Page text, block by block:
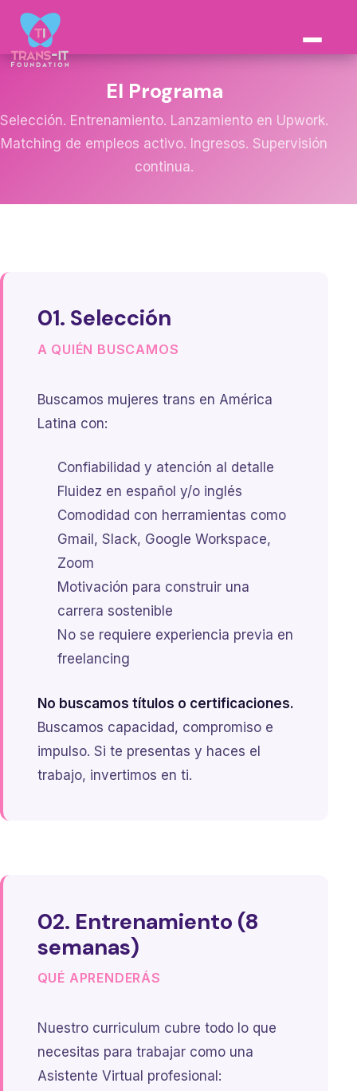
El Programa
Selección. Entrenamiento. Lanzamiento en Upwork.
Matching de empleos activo. Ingresos. Supervisión
continua.
01. Selección
A QUIÉN BUSCAMOS
Buscamos mujeres trans en América
Latina con:
Confiabilidad y atención al detalle
Fluidez en español y/o inglés
Comodidad con herramientas como
Gmail, Slack, Google Workspace,
Zoom
Motivación para construir una
carrera sostenible
No se requiere experiencia previa en
freelancing
No buscamos títulos o certificaciones.
Buscamos capacidad, compromiso e
impulso. Si te presentas y haces el
trabajo, invertimos en ti.
02. Entrenamiento (8
semanas)
QUÉ APRENDERÁS
Nuestro curriculum cubre todo lo que
necesitas para trabajar como una
Asistente Virtual profesional: